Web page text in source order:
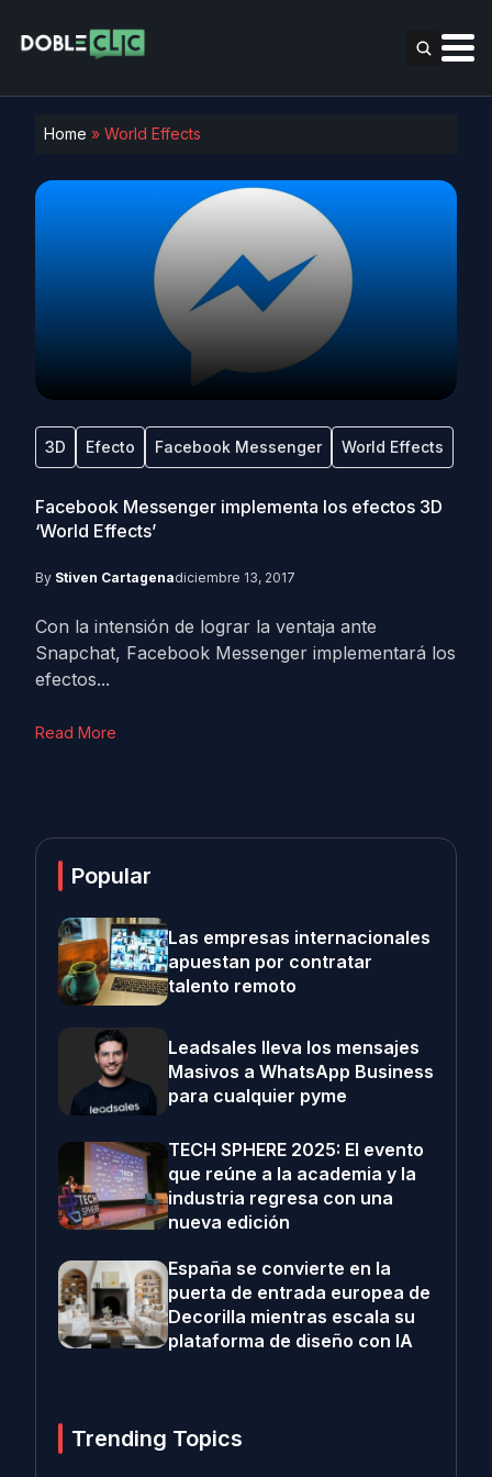
Home » World Effects
3D Efecto Facebook Messenger World Effects
Facebook Messenger implementa los efectos 3D
‘World Effects’
By Stiven Cartagenadiciembre 13, 2017
Con la intensión de lograr la ventaja ante
Snapchat, Facebook Messenger implementará los
efectos...
Read More
Popular
Las empresas internacionales
apuestan por contratar
talento remoto
Leadsales lleva los mensajes
Masivos a WhatsApp Business
para cualquier pyme
TECH SPHERE 2025: El evento
que reúne a la academia y la
industria regresa con una
nueva edición
España se convierte en la
puerta de entrada europea de
Decorilla mientras escala su
plataforma de diseño con IA
Trending Topics